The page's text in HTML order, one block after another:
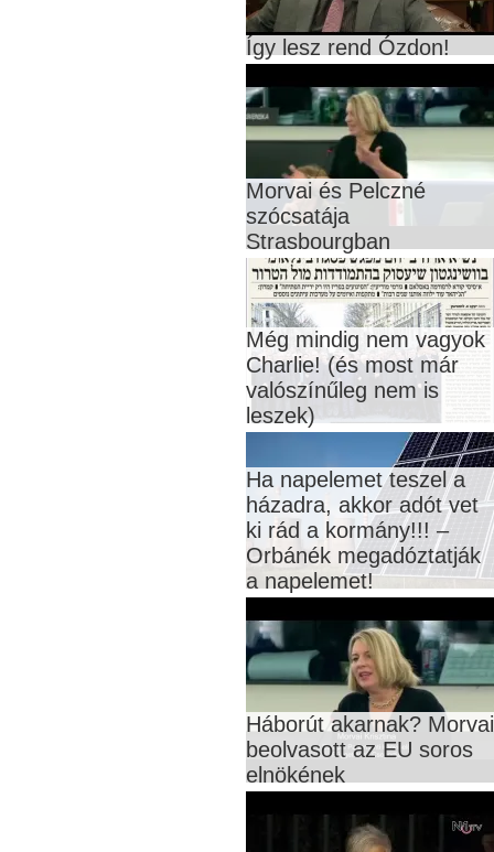
Így lesz rend Ózdon!
Morvai és Pelczné
szócsatája
Strasbourgban
Még mindig nem vagyok
Charlie! (és most már
valószínűleg nem is
leszek)
Ha napelemet teszel a
házadra, akkor adót vet
ki rád a kormány!!! –
Orbánék megadóztatják
a napelemet!
Háborút akarnak? Morvai
beolvasott az EU soros
elnökének